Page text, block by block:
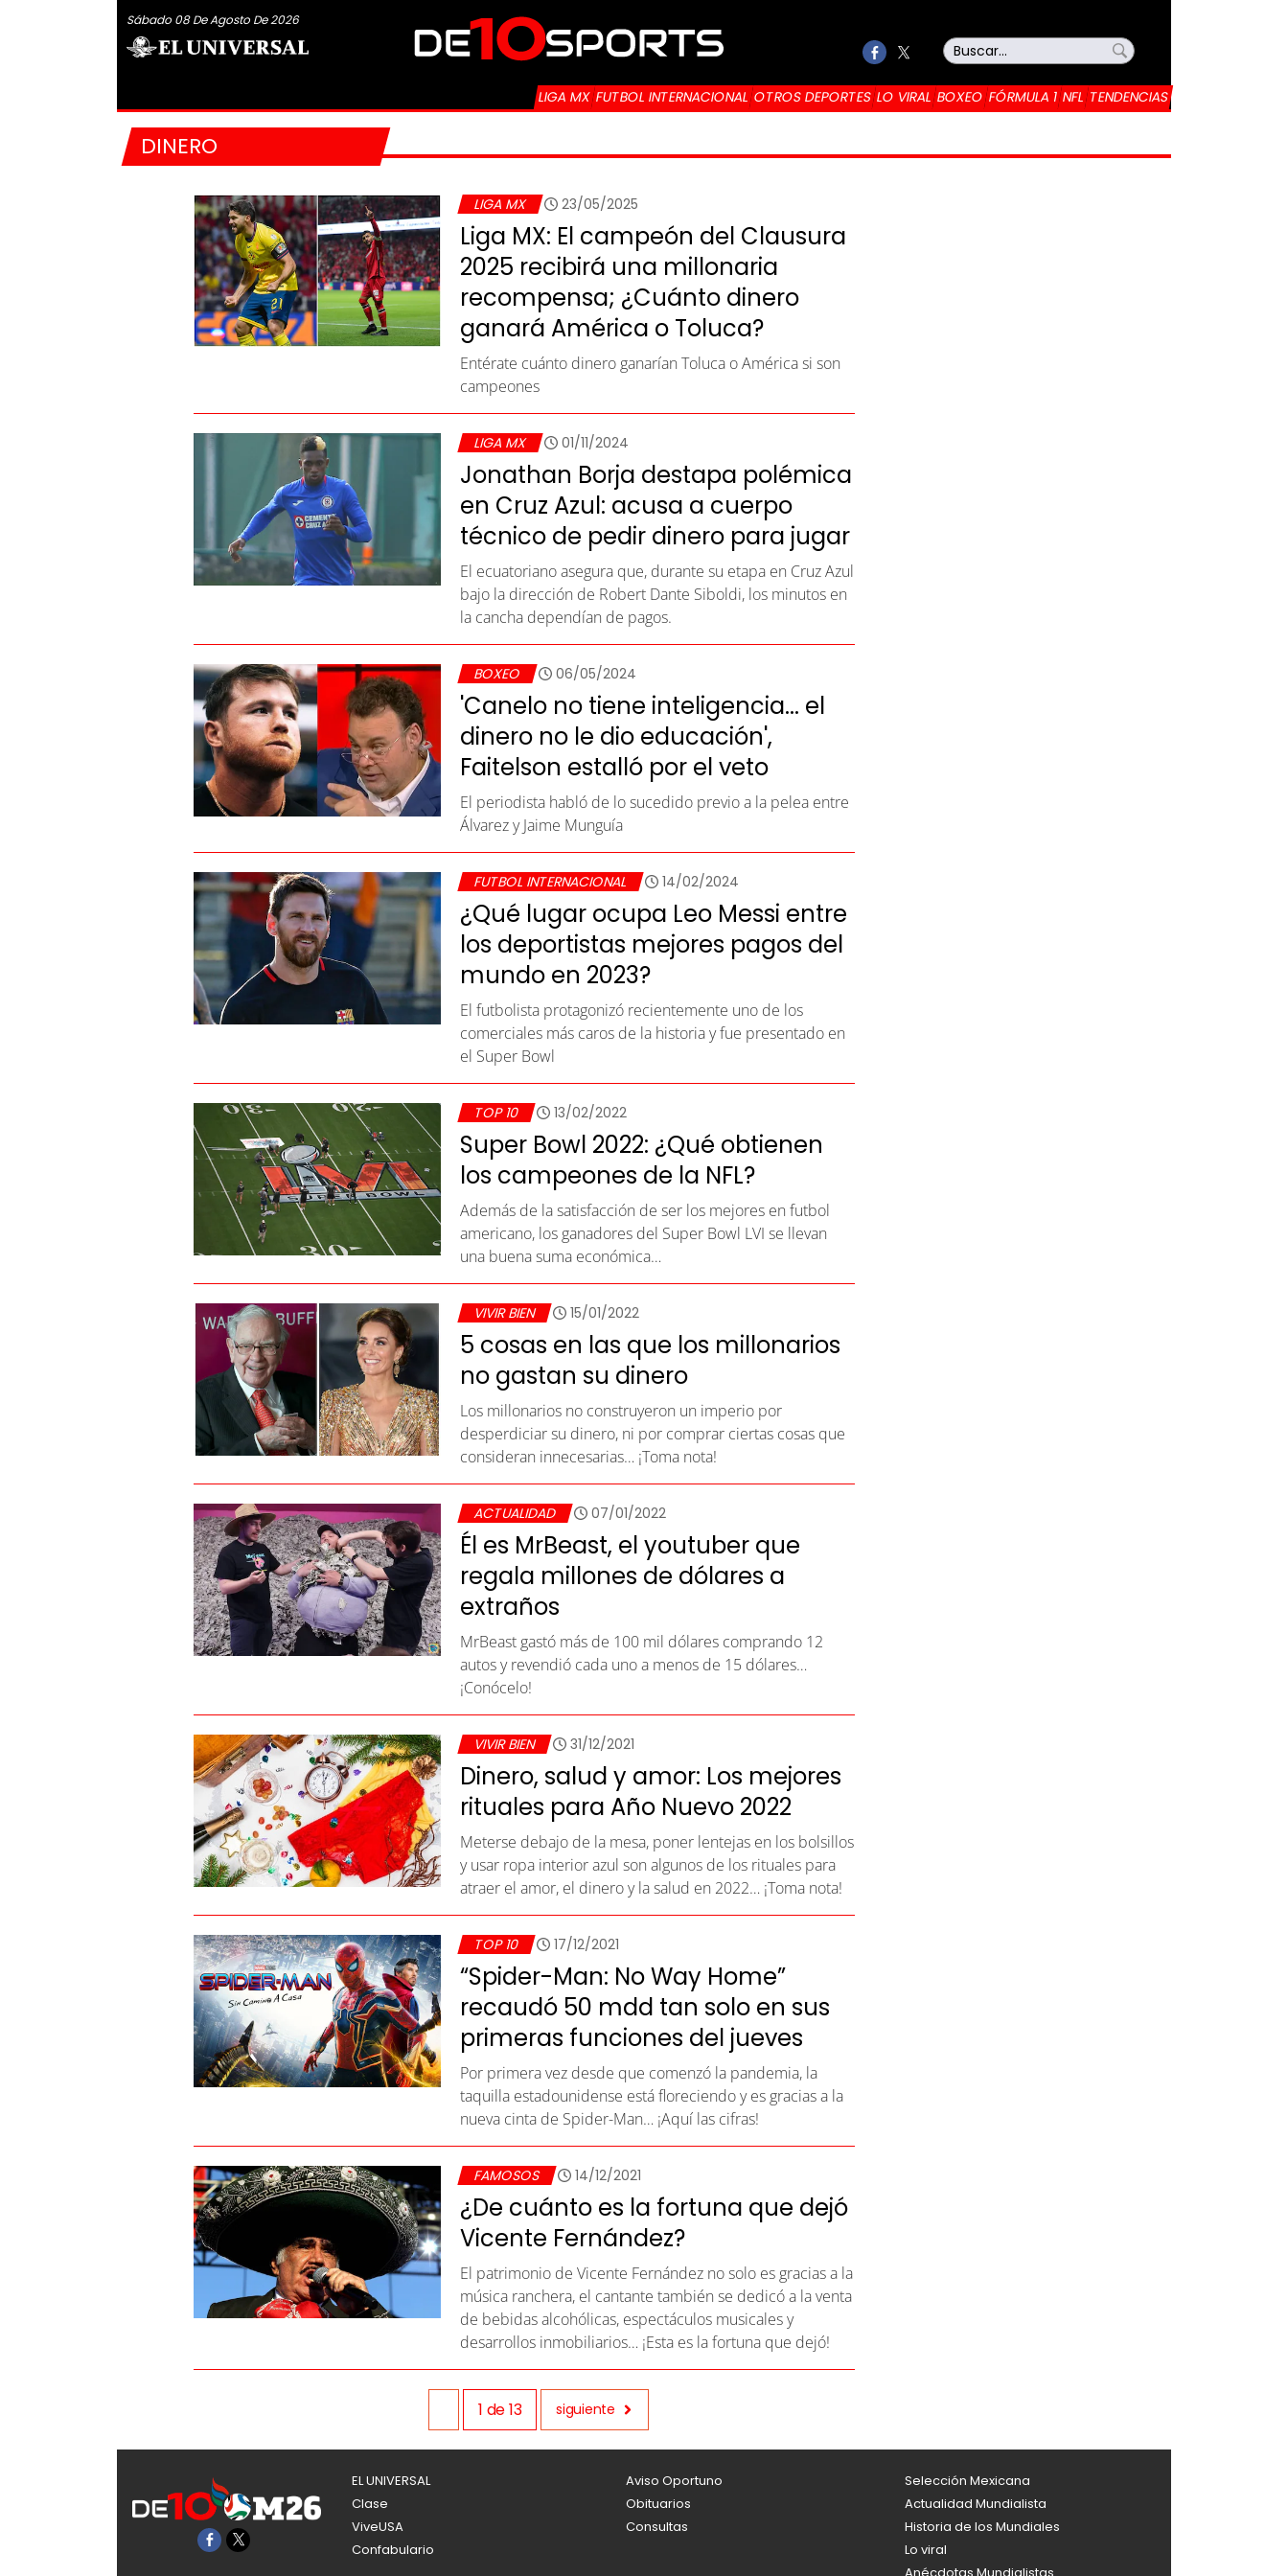
Sábado 08 De Agosto De 2026
LIGA MX FUTBOL INTERNACIONAL OTROS DEPORTES LO VIRAL BOXEO FÓRMULA 1 NFL TENDENCIAS
DINERO
LIGA MX 23/05/2025
Liga MX: El campeón del Clausura
2025 recibirá una millonaria
recompensa; ¿Cuánto dinero
ganará América o Toluca?
Entérate cuánto dinero ganarían Toluca o América si son
campeones
LIGA MX 01/11/2024
Jonathan Borja destapa polémica
en Cruz Azul: acusa a cuerpo
técnico de pedir dinero para jugar
El ecuatoriano asegura que, durante su etapa en Cruz Azul
bajo la dirección de Robert Dante Siboldi, los minutos en
la cancha dependían de pagos.
BOXEO 06/05/2024
'Canelo no tiene inteligencia... el
dinero no le dio educación',
Faitelson estalló por el veto
El periodista habló de lo sucedido previo a la pelea entre
Álvarez y Jaime Munguía
FUTBOL INTERNACIONAL 14/02/2024
¿Qué lugar ocupa Leo Messi entre
los deportistas mejores pagos del
mundo en 2023?
El futbolista protagonizó recientemente uno de los
comerciales más caros de la historia y fue presentado en
el Super Bowl
TOP 10 13/02/2022
Super Bowl 2022: ¿Qué obtienen
los campeones de la NFL?
Además de la satisfacción de ser los mejores en futbol
americano, los ganadores del Super Bowl LVI se llevan
una buena suma económica…
VIVIR BIEN 15/01/2022
5 cosas en las que los millonarios
no gastan su dinero
Los millonarios no construyeron un imperio por
desperdiciar su dinero, ni por comprar ciertas cosas que
consideran innecesarias… ¡Toma nota!
ACTUALIDAD 07/01/2022
Él es MrBeast, el youtuber que
regala millones de dólares a
extraños
MrBeast gastó más de 100 mil dólares comprando 12
autos y revendió cada uno a menos de 15 dólares…
¡Conócelo!
VIVIR BIEN 31/12/2021
Dinero, salud y amor: Los mejores
rituales para Año Nuevo 2022
Meterse debajo de la mesa, poner lentejas en los bolsillos
y usar ropa interior azul son algunos de los rituales para
atraer el amor, el dinero y la salud en 2022… ¡Toma nota!
TOP 10 17/12/2021
“Spider-Man: No Way Home”
recaudó 50 mdd tan solo en sus
primeras funciones del jueves
Por primera vez desde que comenzó la pandemia, la
taquilla estadounidense está floreciendo y es gracias a la
nueva cinta de Spider-Man… ¡Aquí las cifras!
FAMOSOS 14/12/2021
¿De cuánto es la fortuna que dejó
Vicente Fernández?
El patrimonio de Vicente Fernández no solo es gracias a la
música ranchera, el cantante también se dedicó a la venta
de bebidas alcohólicas, espectáculos musicales y
desarrollos inmobiliarios… ¡Esta es la fortuna que dejó!
1 de13 siguiente
EL UNIVERSAL
Clase
ViveUSA
Confabulario
Aviso Oportuno
Obituarios
Consultas
Selección Mexicana
Actualidad Mundialista
Historia de los Mundiales
Lo viral